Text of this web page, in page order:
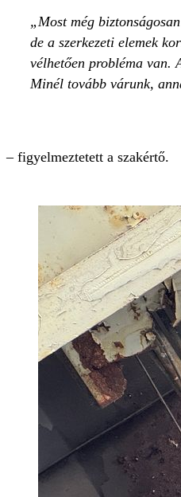
Most még
de a szerkezeti elemek
vélhetően probléma van.
Minél tovább várunk,
– figyelmeztetett a szakértő.